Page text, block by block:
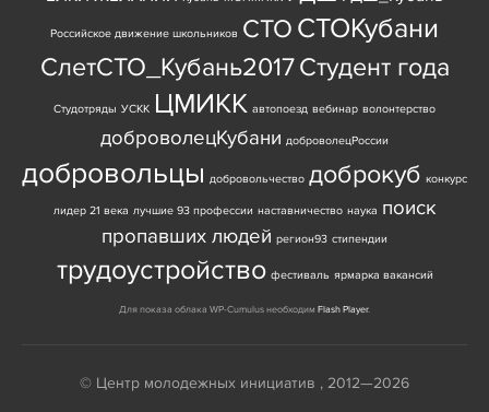
Российское движение школьников СТО СТОКубани
СлетСТО_Кубань2017Студент года
Студотряды УСКК ЦМИКК автопоезд вебинар волонтерство
доброволецКубани доброволецРоссии
добровольцы добровольчество доброкуб конкурс
лидер 21 века лучшие 93 профессии наставничество наука поиск
пропавших людей регион93 стипендии
трудоустройство фестиваль ярмарка вакансий
Для показа облака WP-Cumulus необходим Flash Player.
© Центр молодежных инициатив , 2012—2026